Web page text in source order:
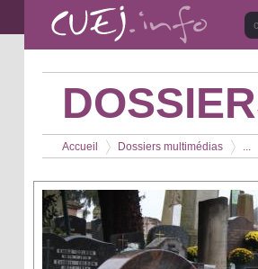
Vous êtes ici
Accueil
>
Dossiers multimédias
>
...